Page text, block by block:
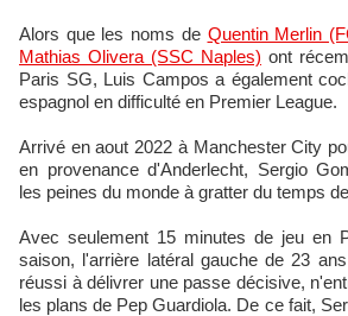
Alors que les noms de Quentin Merlin
Mathias Olivera (SSC Naples) ont
Paris SG, Luis Campos a également
espagnol en difficulté en Premier League.
Arrivé en aout 2022 à Manchester City
en provenance d'Anderlecht, Sergio
les peines du monde à gratter du temps
Avec seulement 15 minutes de jeu en
saison, l'arrière latéral gauche de 23
réussi à délivrer une passe décisive,
les plans de Pep Guardiola. De ce fait,